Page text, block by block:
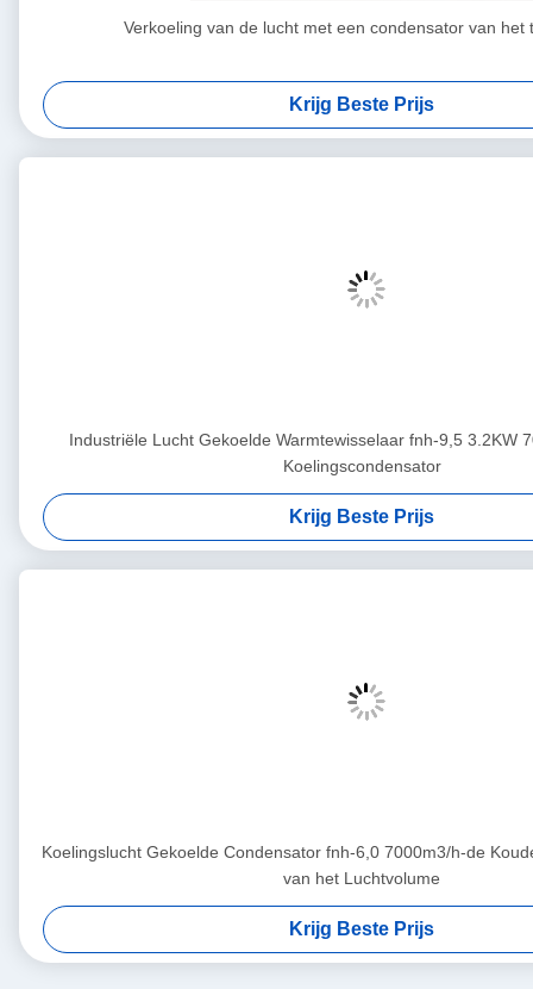
Verkoeling van de lucht met een condensator van het
Krijg Beste Prijs
Industriële Lucht Gekoelde Warmtewisselaar fnh-9,5 3.2KW
Koelingscondensator
Krijg Beste Prijs
Koelingslucht Gekoelde Condensator fnh-6,0 7000m3/h-de
van het Luchtvolume
Krijg Beste Prijs